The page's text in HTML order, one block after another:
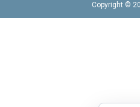
Copyright ©